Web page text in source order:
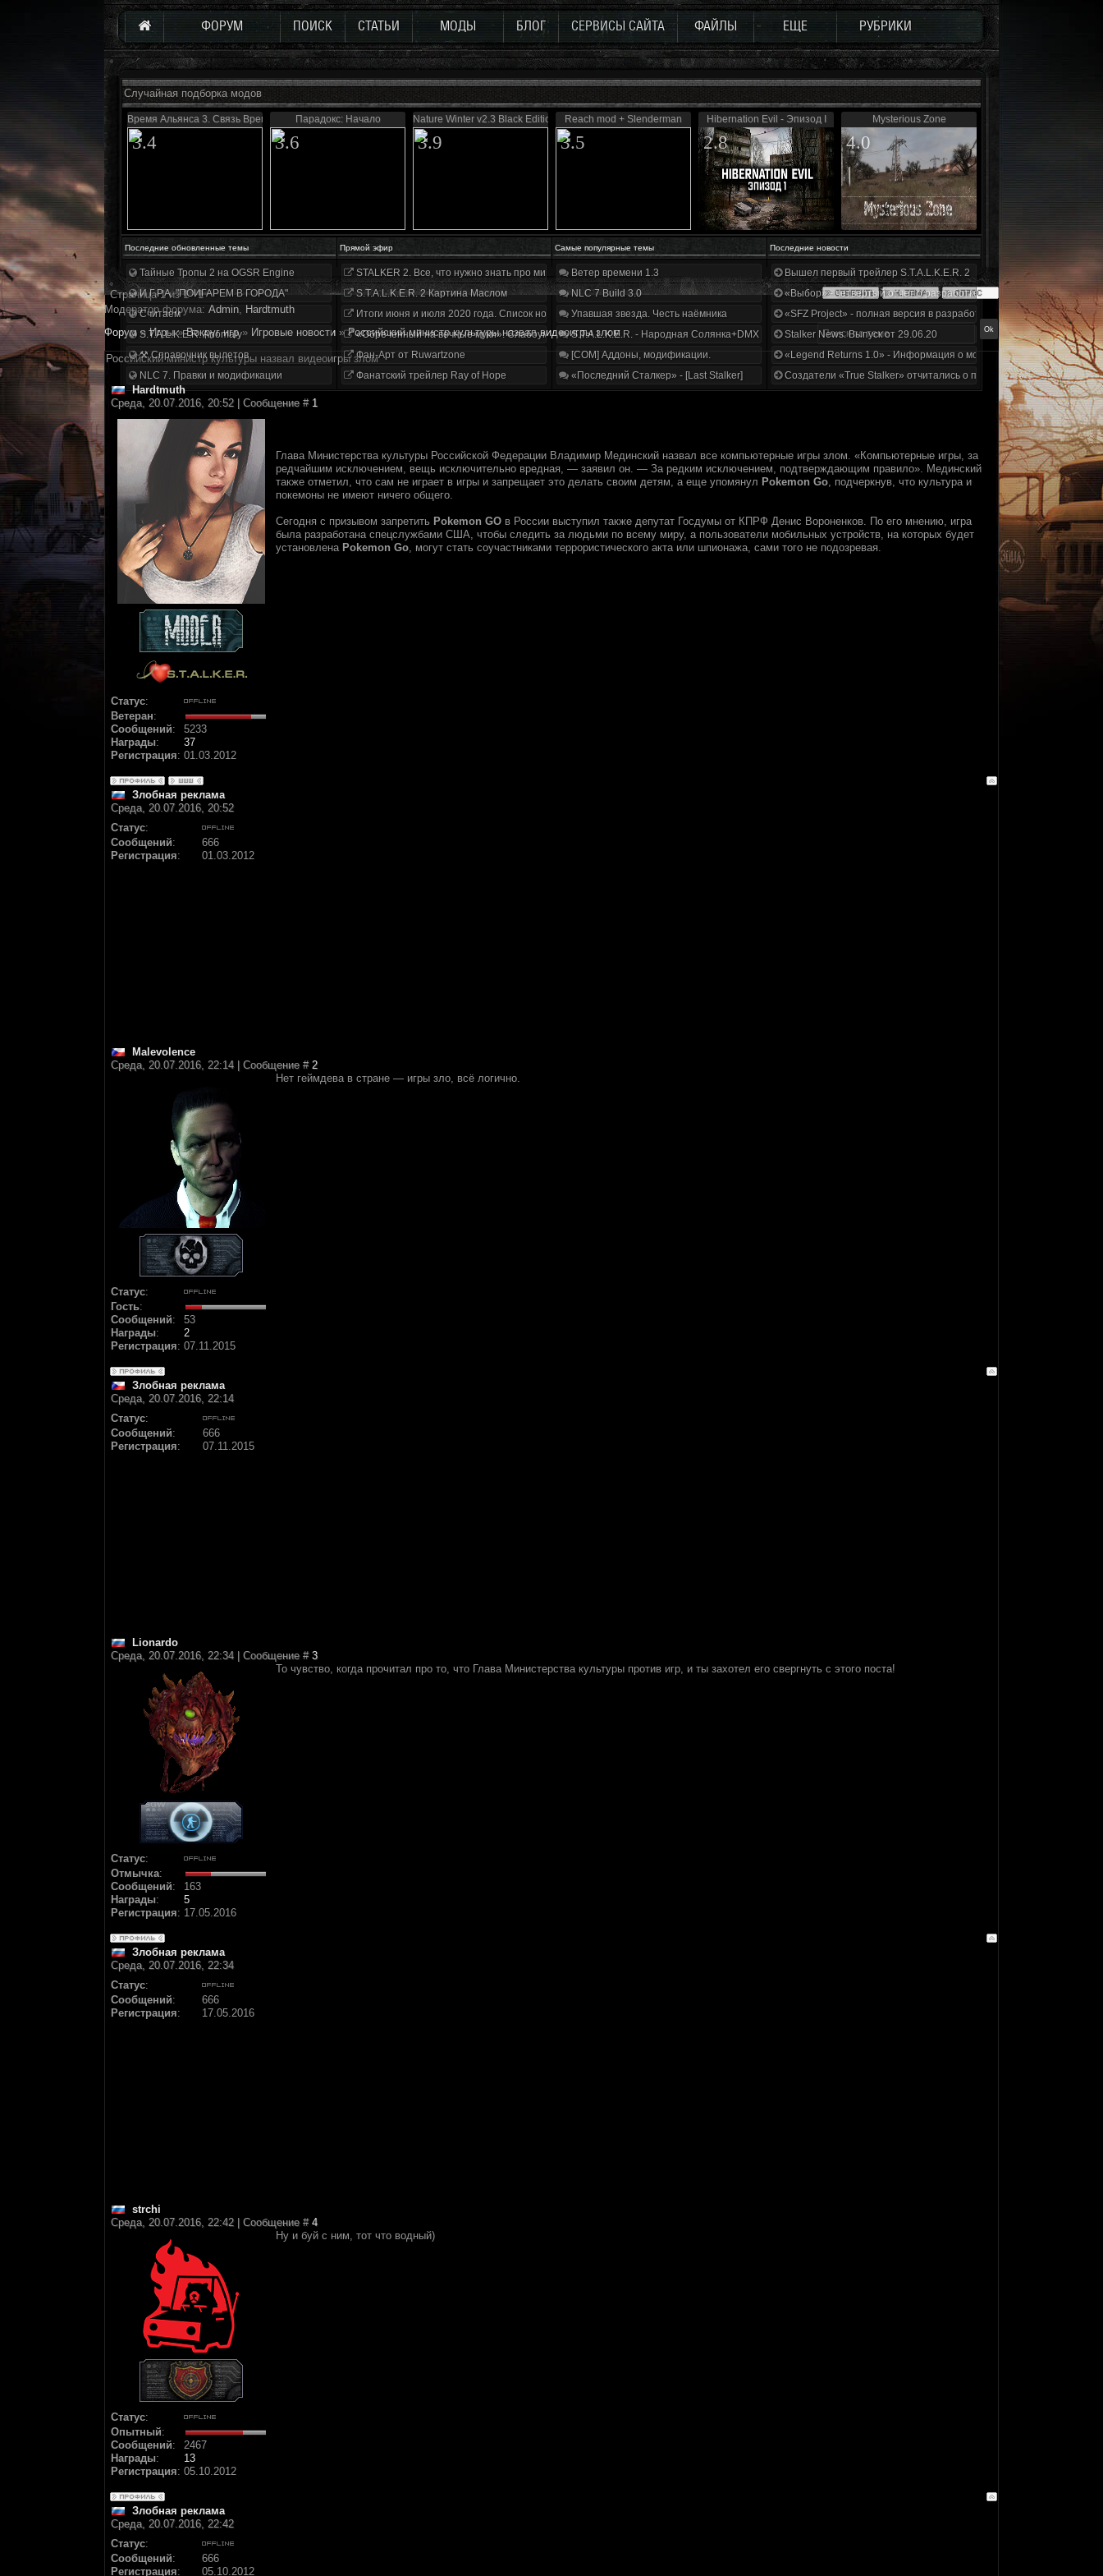
ФОРУМ ПОИСК СТАТЬИ МОДЫ БЛОГ СЕРВИСЫ САЙТА ФАЙЛЫ ЕЩЕ РУБРИКИ
Случайная подборка модов
Время Альянса 3. Связь Времен
3.4
Парадокс: Начало
3.6
Nature Winter v2.3 Black Edition
3.9
Reach mod + Slenderman
3.5
Hibernation Evil - Эпизод I
2.8
Mysterious Zone
4.0
Последние обновленные темы Прямой эфир Самые популярные темы Последние новости
Тайные Тропы 2 на OGSR Engine
И.Г.Р.А. "ПОИГАРЕМ В ГОРОДА"
Считаем
S.T.A.L.K.E.R. Anomaly
⚒ Справочник вылетов
NLC 7. Правки и модификации
STALKER 2. Все, что нужно знать про мир, геймплей и сюжет | Разбор трейлера
S.T.A.L.K.E.R. 2 Картина Маслом
Итоги июня и июля 2020 года. Список нововведений
«Обречённый на вечные муки». Слабоумие и отвага
Фан-Арт от Ruwartzone
Фанатский трейлер Ray of Hope
Ветер времени 1.3
NLC 7 Build 3.0
Упавшая звезда. Честь наёмника
S.T.A.L.K.E.R. - Народная Солянка+DMX 1.3.5.ООП.МА.К.
[COM] Аддоны, модификации.
«Последний Сталкер» - [Last Stalker]
Вышел первый трейлер S.T.A.L.K.E.R. 2
«Выбор» - четвертый отчет о разработке!
«SFZ Project» - полная версия в разработке!
Stalker News. Выпуск от 29.06.20
«Legend Returns 1.0» - Информация о моде за июнь 2020
Создатели «True Stalker» отчитались о проделанной работе
Страница1из1
1
Модератор форума: Аdmin, Hardtmuth
Форум » Игры » Вокруг игр » Игровые новости » Российский министр культуры назвал видеоигры злом
Российский министр культуры назвал видеоигры злом
Hardtmuth
Среда, 20.07.2016, 20:52 | Сообщение # 1
Статус:
Ветеран:
Сообщений:
5233
Награды:
37
Регистрация: 01.03.2012
Глава Министерства культуры Российской Федерации Владимир Мединский назвал все компьютерные игры злом. «Компьютерные игры, за
редчайшим исключением, вещь исключительно вредная, — заявил он. — За редким исключением, подтверждающим правило». Мединский
также отметил, что сам не играет в игры и запрещает это делать своим детям, а еще упомянул Pokemon Go, подчеркнув, что культура и
покемоны не имеют ничего общего.
Сегодня с призывом запретить Pokemon GO в России выступил также депутат Госдумы от КПРФ Денис Вороненков. По его мнению, игра
была разработана спецслужбами США, чтобы следить за людьми по всему миру, а пользователи мобильных устройств, на которых будет
установлена Pokemon Go, могут стать соучастниками террористического акта или шпионажа, сами того не подозревая.
Злобная реклама
Среда, 20.07.2016, 20:52
Статус:
Сообщений:
666
Регистрация: 01.03.2012
Malevolence
Среда, 20.07.2016, 22:14 | Сообщение # 2
Статус:
Гость:
Сообщений:
53
Награды:
2
Регистрация: 07.11.2015
Нет геймдева в стране — игры зло, всё логично.
Злобная реклама
Среда, 20.07.2016, 22:14
Статус:
Сообщений:
666
Регистрация: 07.11.2015
Lionardo
Среда, 20.07.2016, 22:34 | Сообщение # 3
Статус:
Отмычка:
Сообщений:
163
Награды:
5
Регистрация: 17.05.2016
То чувство, когда прочитал про то, что Глава Министерства культуры против игр, и ты захотел его свергнуть с этого поста!
Злобная реклама
Среда, 20.07.2016, 22:34
Статус:
Сообщений:
666
Регистрация: 17.05.2016
strchi
Среда, 20.07.2016, 22:42 | Сообщение # 4
Статус:
Опытный:
Сообщений:
2467
Награды:
13
Регистрация: 05.10.2012
Ну и буй с ним, тот что водный)
Злобная реклама
Среда, 20.07.2016, 22:42
Статус:
Сообщений:
666
Регистрация: 05.10.2012